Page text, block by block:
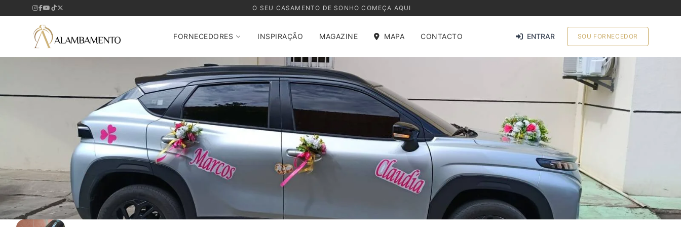
O SEU CASAMENTO DE SONHO COMEÇA AQUI
FORNECEDORES INSPIRAÇÃO MAGAZINE MAPA CONTACTO ENTRAR SOU FORNECEDOR